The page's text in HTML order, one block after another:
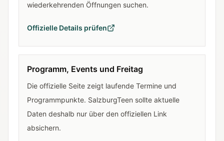
wiederkehrenden Öffnungen suchen.
Offizielle Details prüfen
Programm, Events und Freitag
Die offizielle Seite zeigt laufende Termine und
Programmpunkte. SalzburgTeen sollte aktuelle
Daten deshalb nur über den offiziellen Link
absichern.